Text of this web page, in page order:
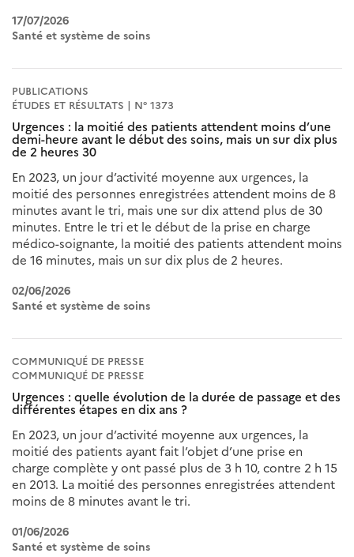
17/07/2026
Santé et système de soins
PUBLICATIONS
ÉTUDES ET RÉSULTATS | N° 1373
Urgences : la moitié des patients attendent moins d’une
demi-heure avant le début des soins, mais un sur dix plus
de 2 heures 30
En 2023, un jour d’activité moyenne aux urgences, la
moitié des personnes enregistrées attendent moins de 8
minutes avant le tri, mais une sur dix attend plus de 30
minutes. Entre le tri et le début de la prise en charge
médico-soignante, la moitié des patients attendent moins
de 16 minutes, mais un sur dix plus de 2 heures.
02/06/2026
Santé et système de soins
COMMUNIQUÉ DE PRESSE
COMMUNIQUÉ DE PRESSE
Urgences : quelle évolution de la durée de passage et des
différentes étapes en dix ans ?
En 2023, un jour d’activité moyenne aux urgences, la
moitié des patients ayant fait l’objet d’une prise en
charge complète y ont passé plus de 3 h 10, contre 2 h 15
en 2013. La moitié des personnes enregistrées attendent
moins de 8 minutes avant le tri.
01/06/2026
Santé et système de soins